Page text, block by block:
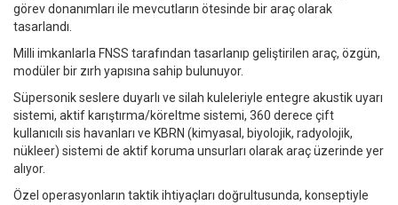
görev donanımları ile mevcutların ötesinde bir araç olarak
tasarlandı.
Milli imkanlarla FNSS tarafından tasarlanıp geliştirilen araç, özgün,
modüler bir zırh yapısına sahip bulunuyor.
Süpersonik seslere duyarlı ve silah kuleleriyle entegre akustik uyarı
sistemi, aktif karıştırma/köreltme sistemi, 360 derece çift
kullanıcılı sis havanları ve KBRN (kimyasal, biyolojik, radyolojik,
nükleer) sistemi de aktif koruma unsurları olarak araç üzerinde yer
alıyor.
Özel operasyonların taktik ihtiyaçları doğrultusunda, konseptiyle